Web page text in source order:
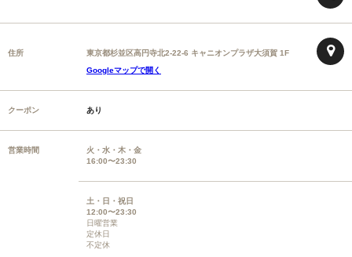
住所
東京都杉並区高円寺北2-22-6 キャニオンプラザ大須賀 1F
Googleマップで開く
クーポン あり
営業時間
火・水・木・金
16:00〜23:30
土・日・祝日
12:00〜23:30
日曜営業
定休日
不定休